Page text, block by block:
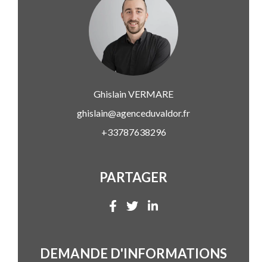
GhislainVERMARE
ghislain@agenceduvaldor.fr
+33787638296
PARTAGER
DEMANDE D'INFORMATIONS